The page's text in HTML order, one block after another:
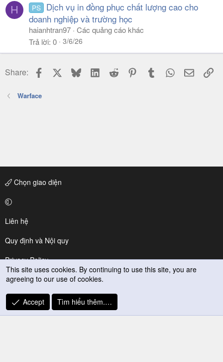
H PS
Dịch vụ in đồng phục chất lượng cao cho
doanh nghiệp và trường học
haianhtran97 Các quảng cáo khác
Trả lời 0 3/6/26
Share: Facebook BlueskyLinkedIn
Reddit PinterestTumblr WhatsApp
Email
Warface
Chọn giao diện
Liên hệ
Quy định và Nội quy
Privacy Policy
Trợ giúp
R
S
This site uses cookies. By continuing to use this site, you are
agreeing to our use of cookies.
Accept Tìm hiểu thêm.…